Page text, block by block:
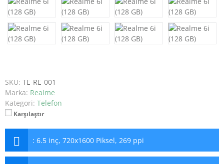
SKU: TE-RE-001
Marka: Realme
Kategori: Telefon
Karşılaştır
: 6.5 inç, 720x1600 Piksel, 269 ppi